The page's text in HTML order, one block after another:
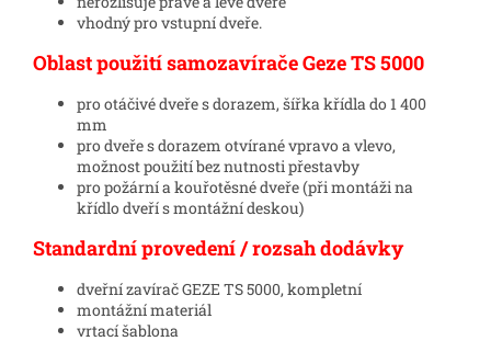
vhodný pro vstupní dveře.
Oblast použití samozavírače Geze TS 5000
pro otáčivé dveře s dorazem, šířka křídla do 1 400
mm
pro dveře s dorazem otvírané vpravo a vlevo,
možnost použití bez nutnosti přestavby
pro požární a kouřotěsné dveře (při montáži na
křídlo dveří s montážní deskou)
Standardní provedení / rozsah dodávky
dveřní zavírač GEZE TS 5000, kompletní
montážní materiál
vrtací šablona